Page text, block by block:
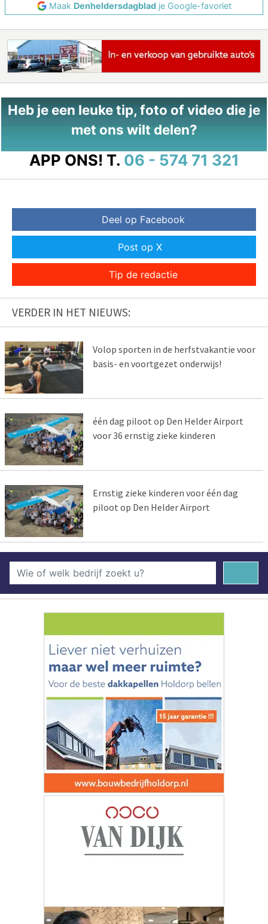
Maak Denheldersdagbladje Google-favoriet
Heb je een leuke tip, foto of video die je
met ons wilt delen?
APP ONS! T. 06 - 574 71 321
Deel op Facebook
Post op X
Tip de redactie
VERDER IN HET NIEUWS:
Volop sporten in de herfstvakantie voor
basis- en voortgezet onderwijs!
één dag piloot op Den Helder Airport
voor 36 ernstig zieke kinderen
Ernstig zieke kinderen voor één dag
piloot op Den Helder Airport